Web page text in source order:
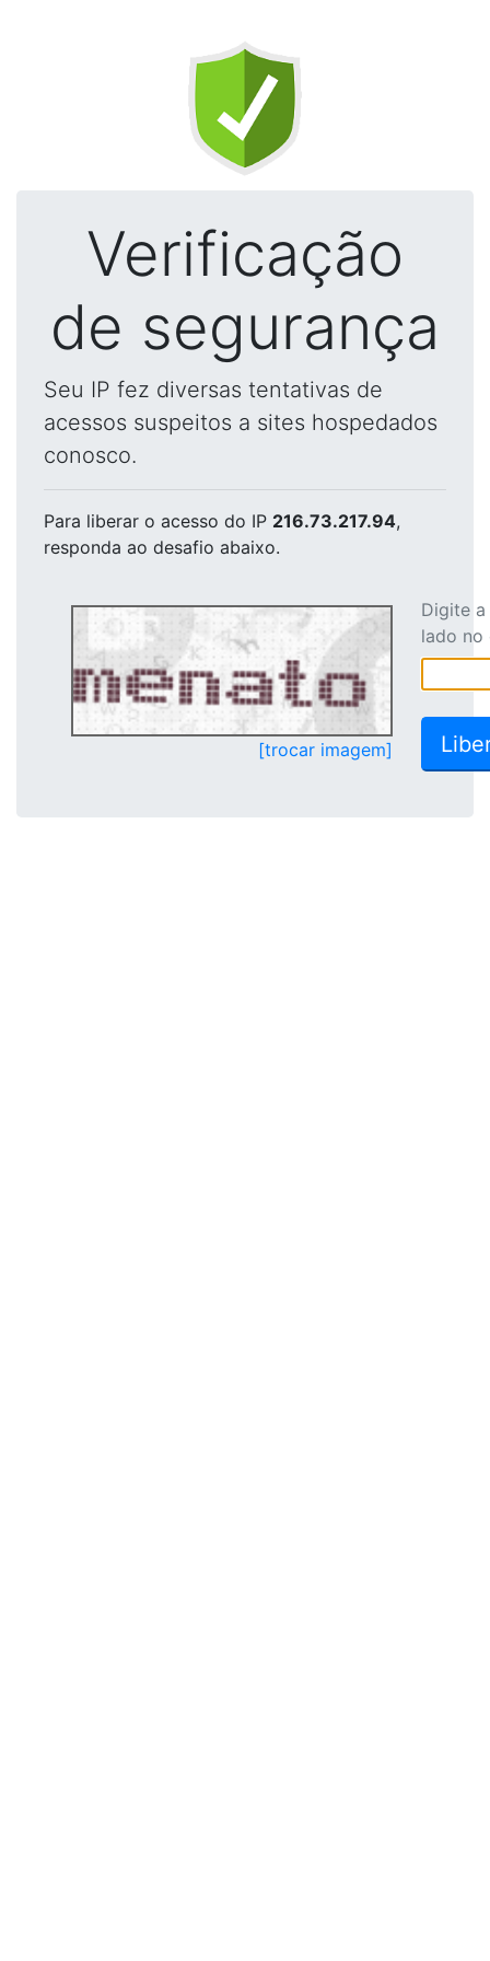
Verificação
de segurança
Seu IP fez diversas tentativas de
acessos suspeitos a sites hospedados
conosco.
Para liberar o acesso do IP 216.73.217.94,
responda ao desafio abaixo.
[trocar imagem]
Digite
lado no